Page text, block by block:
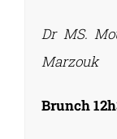
Dr MS.
Marzouk
Brunch